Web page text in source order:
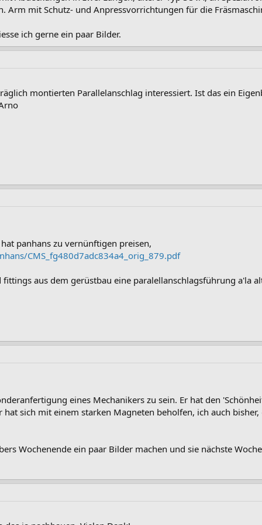
Arm mit Schutz- und Anpressvorrichtungen für die
ich gerne ein paar Bilder.
montierten Parallelanschlag interessiert. Ist das ein
panhans zu vernünftigen preisen,
CMS_fg480d7adc834a4_orig_879.pdf
aus dem gerüstbau eine paralellanschlagsführung a'la
eines Mechanikers zu sein. Er hat den
hat sich mit einem starken Magneten beholfen, ich auch
Wochenende ein paar Bilder machen und sie nächste